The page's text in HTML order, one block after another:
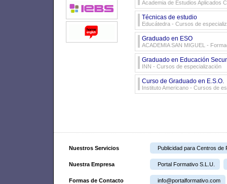
Academia de Estudios Aplicados
Técnicas de estudio
Educátedra - Cursos de
Graduado en ESO
ACADEMIA SAN MIGUEL -
Graduado en Educación
INN - Cursos de especialización
Curso de Graduado en E.S.O.
Instituto Americano - Cursos de
Nuestros Servicios Publicidad para Centros de
Nuestra Empresa Portal Formativo S.L.U.
Formas de Contacto info@portalformativo.com